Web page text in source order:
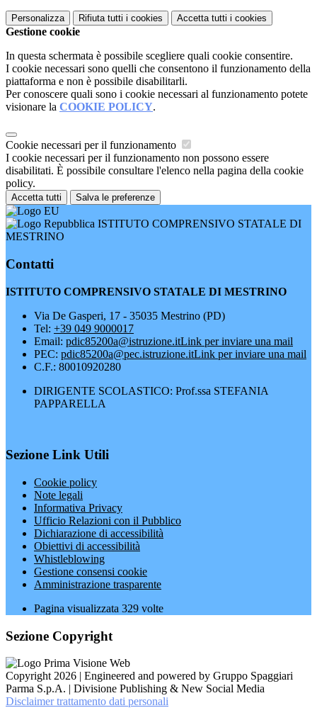
Personalizza Rifiuta tutti i cookies Accetta tutti i cookies
Gestione cookie
In questa schermata è possibile scegliere quali cookie consentire.
I cookie necessari sono quelli che consentono il funzionamento della
piattaforma e non è possibile disabilitarli.
Per conoscere quali sono i cookie necessari al funzionamento potete
visionare la COOKIE POLICY.
Cookie necessari per il funzionamento
I cookie necessari per il funzionamento non possono essere
disabilitati. È possibile consultare l'elenco nella pagina della cookie
policy.
Accetta tutti Salva le preferenze
ISTITUTO COMPRENSIVO STATALE DI
MESTRINO
Contatti
ISTITUTO COMPRENSIVO STATALE DI MESTRINO
Via De Gasperi, 17 - 35035 Mestrino (PD)
Tel: +39 049 9000017
Email: pdic85200a@istruzione.itLink per inviare una mail
PEC: pdic85200a@pec.istruzione.itLink per inviare una mail
C.F.: 80010920280
DIRIGENTE SCOLASTICO: Prof.ssa STEFANIA
PAPPARELLA
Sezione Link Utili
Cookie policy
Note legali
Informativa Privacy
Ufficio Relazioni con il Pubblico
Dichiarazione di accessibilità
Obiettivi di accessibilità
Whistleblowing
Gestione consensi cookie
Amministrazione trasparente
Pagina visualizzata 329 volte
Sezione Copyright
Copyright 2026 | Engineered and powered by Gruppo Spaggiari
Parma S.p.A. | Divisione Publishing & New Social Media
Disclaimer trattamento dati personali